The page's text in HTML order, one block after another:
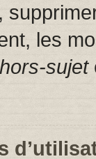
les
hors-sujet